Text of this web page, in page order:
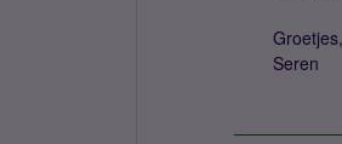
Groetjes,
Seren